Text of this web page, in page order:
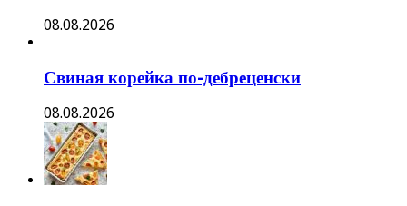
08.08.2026
Свиная корейка по-дебреценски
08.08.2026